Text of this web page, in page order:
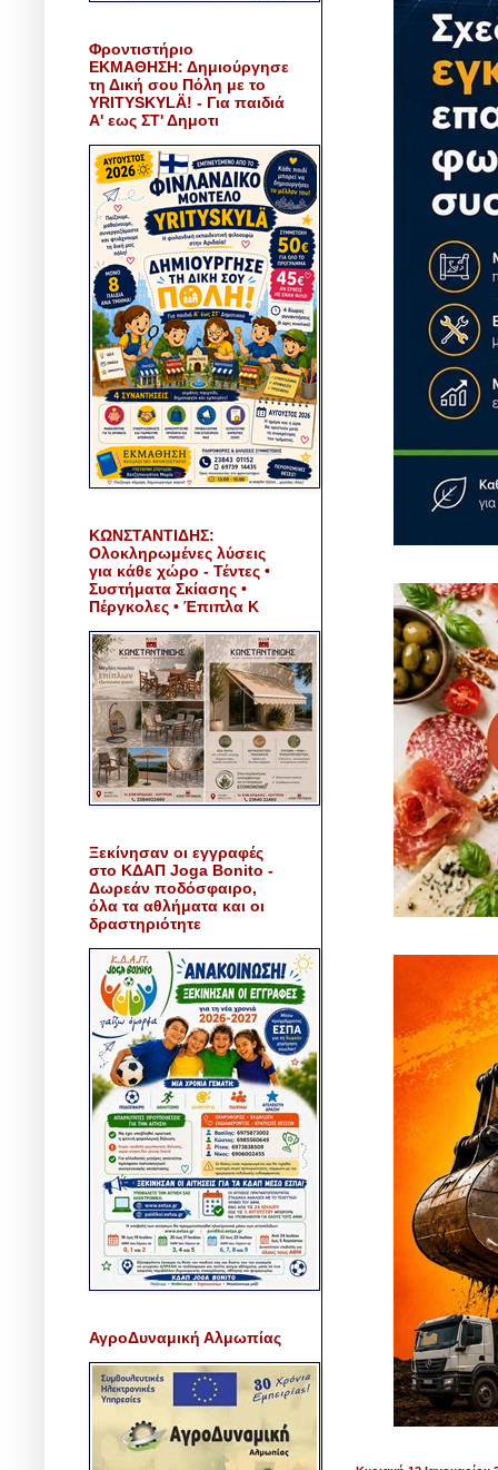
Φροντιστήριο
ΕΚΜΑΘΗΣΗ: Δημιούργησε
τη Δική σου Πόλη με το
YRITYSKYLÄ! - Για παιδιά
Α' εως ΣΤ' Δημοτι
ΚΩΝΣΤΑΝΤΙΔΗΣ:
Ολοκληρωμένες λύσεις
για κάθε χώρο - Τέντες •
Συστήματα Σκίασης •
Πέργκολες • Έπιπλα Κ
Ξεκίνησαν οι εγγραφές
στο ΚΔΑΠ Joga Bonito -
Δωρεάν ποδόσφαιρο,
όλα τα αθλήματα και οι
δραστηριότητε
ΑγροΔυναμική Αλμωπίας